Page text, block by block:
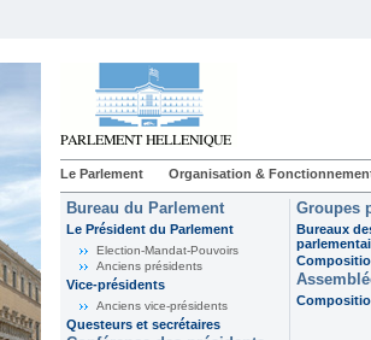
Le Parlement Organisation &
Bureau du Parlement
Le Président du Parlement
Election-Mandat-Pouvoirs
Anciens présidents
Vice-présidents
Anciens vice-présidents
Questeurs et secrétaires
Groupes
Bureaux